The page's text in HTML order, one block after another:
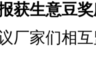
获生意豆
厂家们相